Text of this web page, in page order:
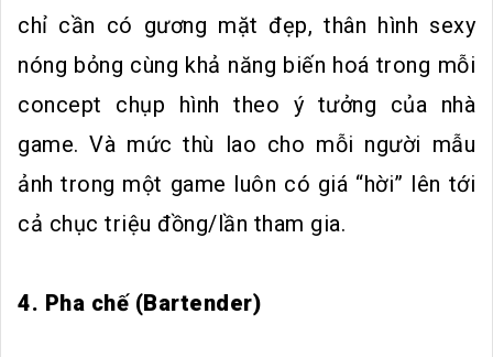
chỉ cần có gương mặt đẹp, thân hình sexy
nóng bỏng cùng khả năng biến hoá trong mỗi
concept chụp hình theo ý tưởng của nhà
game. Và mức thù lao cho mỗi người mẫu
ảnh trong một game luôn có giá “hời” lên tới
cả chục triệu đồng/lần tham gia.
4. Pha chế (Bartender)